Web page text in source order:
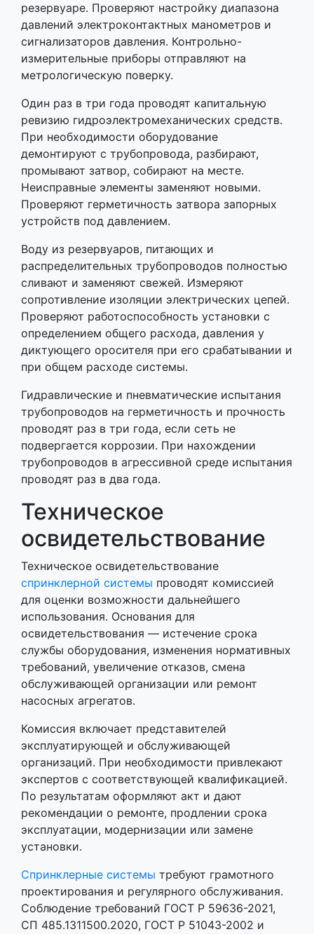
резервуаре. Проверяют настройку диапазона
давлений электроконтактных манометров и
сигнализаторов давления. Контрольно-
измерительные приборы отправляют на
метрологическую поверку.
Один раз в три года проводят капитальную
ревизию гидроэлектромеханических средств.
При необходимости оборудование
демонтируют с трубопровода, разбирают,
промывают затвор, собирают на месте.
Неисправные элементы заменяют новыми.
Проверяют герметичность затвора запорных
устройств под давлением.
Воду из резервуаров, питающих и
распределительных трубопроводов полностью
сливают и заменяют свежей. Измеряют
сопротивление изоляции электрических цепей.
Проверяют работоспособность установки с
определением общего расхода, давления у
диктующего оросителя при его срабатывании и
при общем расходе системы.
Гидравлические и пневматические испытания
трубопроводов на герметичность и прочность
проводят раз в три года, если сеть не
подвергается коррозии. При нахождении
трубопроводов в агрессивной среде испытания
проводят раз в два года.
Техническое
освидетельствование
Техническое освидетельствование
спринклерной системы проводят комиссией
для оценки возможности дальнейшего
использования. Основания для
освидетельствования — истечение срока
службы оборудования, изменения нормативных
требований, увеличение отказов, смена
обслуживающей организации или ремонт
насосных агрегатов.
Комиссия включает представителей
эксплуатирующей и обслуживающей
организаций. При необходимости привлекают
экспертов с соответствующей квалификацией.
По результатам оформляют акт и дают
рекомендации о ремонте, продлении срока
эксплуатации, модернизации или замене
установки.
Спринклерные системы требуют грамотного
проектирования и регулярного обслуживания.
Соблюдение требований ГОСТ Р 59636-2021,
СП 485.1311500.2020, ГОСТ Р 51043-2002 и